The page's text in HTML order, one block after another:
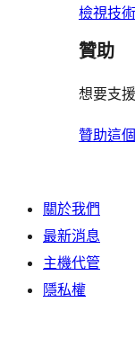
論
檢視技
贊助
想要支
贊助這
關於我們
最新消息
主機代管
隱私權